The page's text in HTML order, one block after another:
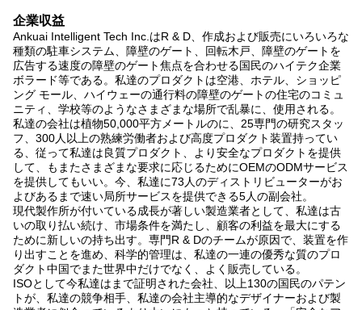
企業収益
Ankuai Intelligent Tech Inc.はR & D、作成および販売にいろいろな
種類の駐車システム、障壁のゲート、回転木戸、障壁のゲートを
広告する速度の障壁のゲート焦点を合わせる国民のハイテク企業
ボラード等である。私達のプロダクトは空港、ホテル、ショッピ
ング モール、ハイウェーの通行料の障壁のゲートの住宅のコミュ
ニティ、学校等のようなさまざまな場所で乱暴に、使用される。
私達の会社は植物50,000平方メートルのに、25専門の研究スタッ
フ、300人以上の熟練労働者および高度プロダクト装置持ってい
る、従って私達は良質プロダクト、より安全なプロダクトを提供
して、もまたさまざまな要求に応じるためにOEMのODMサービス
を提供してもいい。今、私達に73人のディストリビューターがお
よびあるまで速い局所サービスを提供できる5人の副会社。
現代製作所が付いている成長が著しい製造業者として、私達は古
いの取り払い続け、市場条件を満たし、顧客の利益を最大にする
ために新しいの持ち出す。専門R & Dのチームが原因で、装置を作
り出すことを進め、科学的管理は、私達の一連の優秀な質のプロ
ダクト中国でまた世界中だけでなく、よく販売している。
ISOとして今私達はまで証明された会社、以上130の国民のパテン
トが、私達の競争相手、私達の会社主導的なデザイナーおよび製